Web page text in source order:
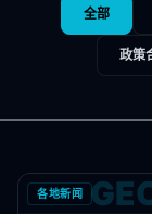
全部
政策
各地新闻